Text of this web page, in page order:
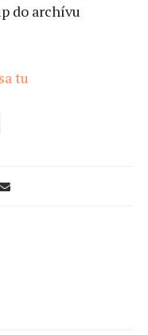
do archívu
tu